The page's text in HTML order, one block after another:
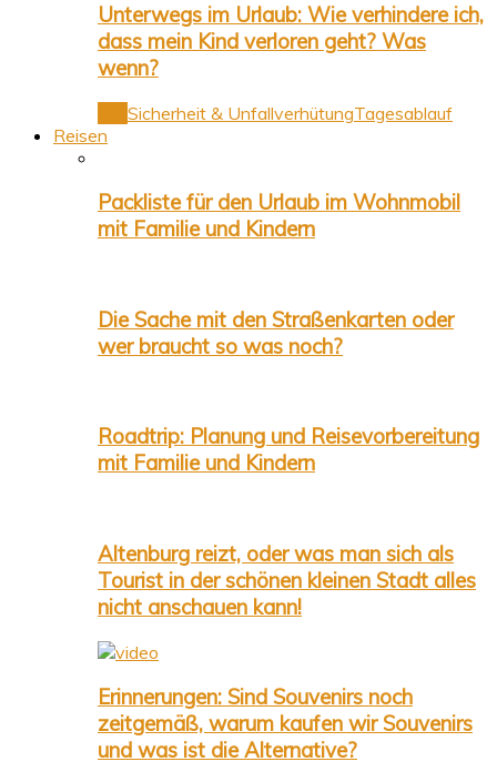
Unterwegs im Urlaub: Wie verhindere ich,
dass mein Kind verloren geht? Was
wenn?
Sicherheit & UnfallverhütungTagesablauf
Reisen
Packliste für den Urlaub im Wohnmobil
mit Familie und Kindern
Die Sache mit den Straßenkarten oder
wer braucht so was noch?
Roadtrip: Planung und Reisevorbereitung
mit Familie und Kindern
Altenburg reizt, oder was man sich als
Tourist in der schönen kleinen Stadt alles
nicht anschauen kann!
Erinnerungen: Sind Souvenirs noch
zeitgemäß, warum kaufen wir Souvenirs
und was ist die Alternative?